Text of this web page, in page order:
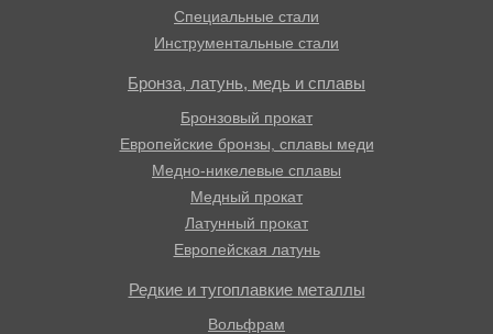
Специальные стали
Инструментальные стали
Бронза, латунь, медь и сплавы
Бронзовый прокат
Европейские бронзы, сплавы меди
Медно-никелевые сплавы
Медный прокат
Латунный прокат
Европейская латунь
Редкие и тугоплавкие металлы
Вольфрам